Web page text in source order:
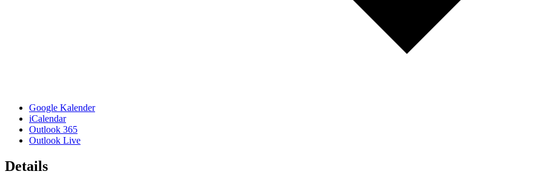
Google Kalender
iCalendar
Outlook 365
Outlook Live
Details